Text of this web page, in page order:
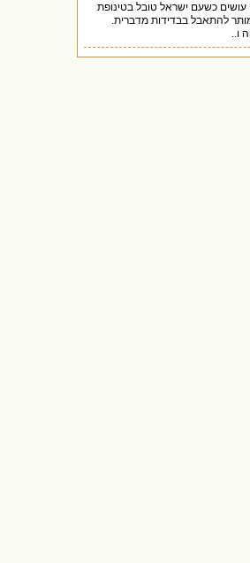
כשעם ישראל טובל בטינופת
להתאבל בבדידות מדברית.
ו..